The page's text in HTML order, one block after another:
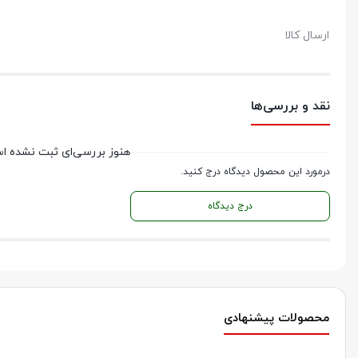
ارسال کالا
نقد و بررسی‌ها
درمورد این محصول دیدگاه درج کنید.
درج دیدگاه
هنوز بررسی‌ای ثبت نشده
محصولات پیشنهادی